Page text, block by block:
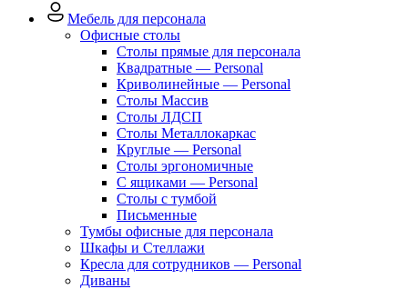
Мебель для персонала
Офисные столы
Столы прямые для персонала
Квадратные — Personal
Криволинейные — Personal
Столы Массив
Столы ЛДСП
Столы Металлокаркас
Круглые — Personal
Столы эргономичные
С ящиками — Personal
Столы с тумбой
Письменные
Тумбы офисные для персонала
Шкафы и Стеллажи
Кресла для сотрудников — Personal
Диваны